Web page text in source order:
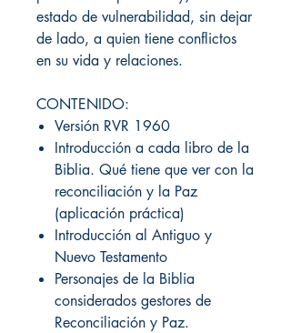
estado de vulnerabilidad, sin dejar
de lado, a quien tiene conflictos
en su vida y relaciones.
CONTENIDO:
Versión RVR 1960
Introducción a cada libro de la
Biblia. Qué tiene que ver con la
reconciliación y la Paz
(aplicación práctica)
Introducción al Antiguo y
Nuevo Testamento
Personajes de la Biblia
considerados gestores de
Reconciliación y Paz.